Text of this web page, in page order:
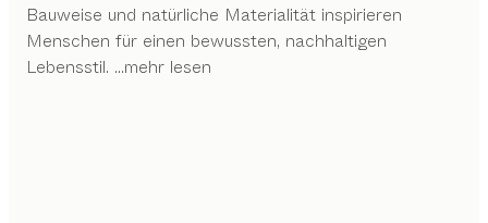
Bauweise und natürliche Materialität inspirieren
Menschen für einen bewussten, nachhaltigen
Lebensstil. ...mehr lesen